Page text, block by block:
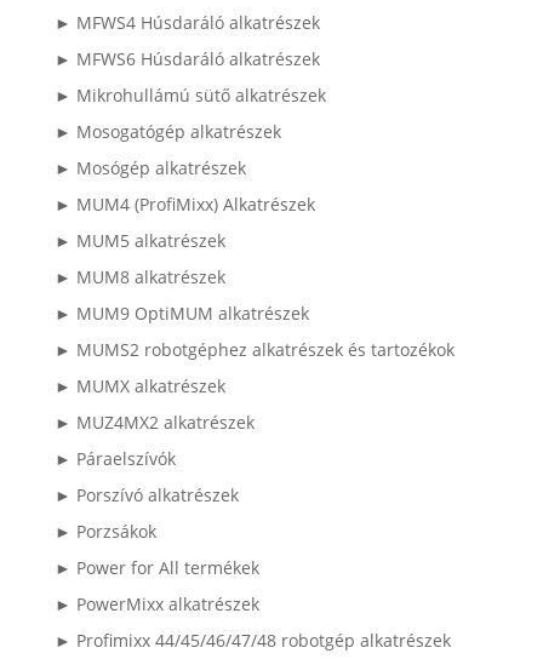
► MFWS4 Húsdaráló alkatrészek
► MFWS6 Húsdaráló alkatrészek
► Mikrohullámú sütő alkatrészek
► Mosogatógép alkatrészek
► Mosógép alkatrészek
► MUM4 (ProfiMixx) Alkatrészek
► MUM5 alkatrészek
► MUM8 alkatrészek
► MUM9 OptiMUM alkatrészek
► MUMS2 robotgéphez alkatrészek és tartozékok
► MUMX alkatrészek
► MUZ4MX2 alkatrészek
► Páraelszívók
► Porszívó alkatrészek
► Porzsákok
► Power for All termékek
► PowerMixx alkatrészek
► Profimixx 44/45/46/47/48 robotgép alkatrészek